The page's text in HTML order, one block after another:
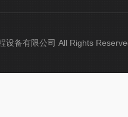
设备有限公司 All Rights